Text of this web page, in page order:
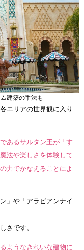
建築の手法も
エリアの世界観に入り
あるサルタン王が「す
法や楽しさを体験して
力でかなえることによ
」や「アラビアンナイ
さです。
ようなきれいな建物に